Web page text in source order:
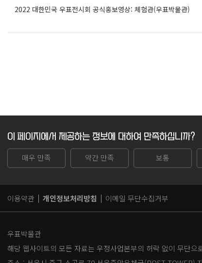
2022 대한민국 우표전시회 공식홍보영상: 체험관(우표박물관)
이 페이지에서 제공하는 정보에 대하여 만족하십니까?
매우 만족 약간 만족 보통
이용약관 개인정보처리방침 이메일 무단수집거부
우표박물관
해당 웹사이트의 모든 자료는 우정사업본부의 허락 없이 무단으